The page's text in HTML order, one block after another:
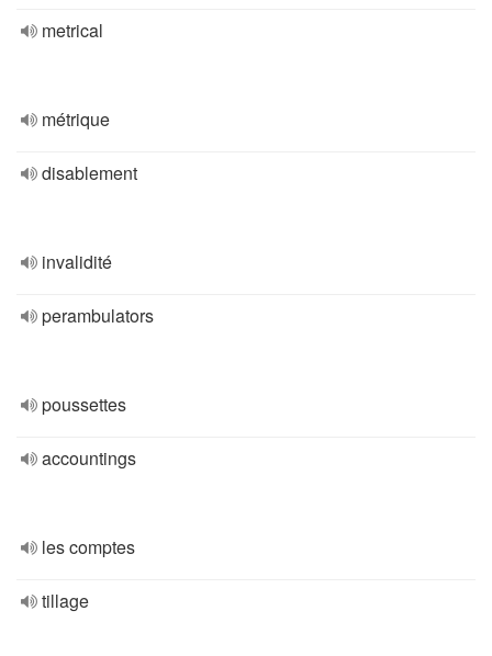
metrical
métrique
disablement
invalidité
perambulators
poussettes
accountings
les comptes
tillage